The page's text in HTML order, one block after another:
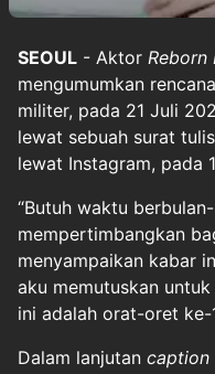
SEOUL - Aktor Reborn
mengumumkan
militer, pada 21 Juli
lewat sebuah surat
lewat Instagram, pada
“Butuh waktu
mempertimbangkan
menyampaikan kabar
aku memutuskan
ini adalah orat-oret ke-
Dalam lanjutan caption